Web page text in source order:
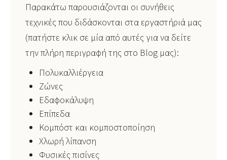
Παρακάτω παρουσιάζονται οι συνήθεις
τεχνικές που διδάσκονται στα εργαστήριά μας
(πατήστε κλικ σε μία από αυτές για να δείτε
την πλήρη περιγραφή της στο Blog μας):
Πολυκαλλιέργεια
Ζώνες
Εδαφοκάλυψη
Επίπεδα
Κομπόστ και κομποστοποίηση
Χλωρή λίπανση
Φυσικές πισίνες